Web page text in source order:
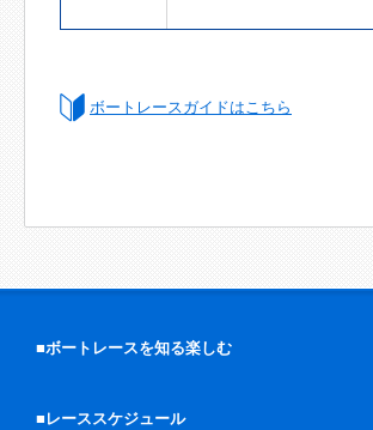
ボートレースガイドはこちら
■ボートレースを知る楽しむ
■レーススケジュール